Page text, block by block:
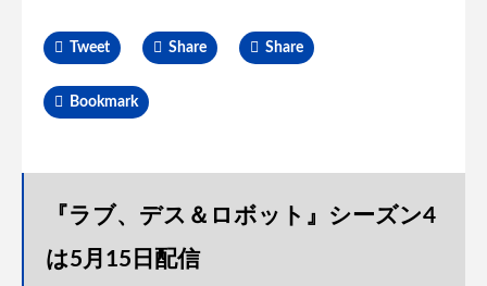
Tweet Share Share
Bookmark
『ラブ、デス＆ロボット』シーズン4
は5月15日配信